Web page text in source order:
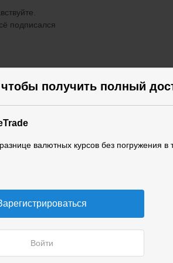
чтобы получить полный
валютных курсов без погружения в
Войти
подписался